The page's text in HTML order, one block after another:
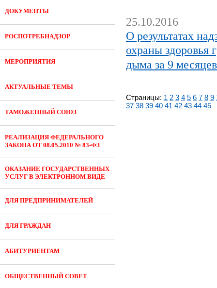
ДОКУМЕНТЫ
РОСПОТРЕБНАДЗОР
МЕРОПРИЯТИЯ
АКТУАЛЬНЫЕ ТЕМЫ
ТАМОЖЕННЫЙ СОЮЗ
РЕАЛИЗАЦИЯ ФЕДЕРАЛЬНОГО
ЗАКОНА ОТ 08.05.2010 № 83-ФЗ
ОКАЗАНИЕ ГОСУДАРСТВЕННЫХ
УСЛУГ В ЭЛЕКТРОННОМ ВИДЕ
ДЛЯ ПРЕДПРИНИМАТЕЛЕЙ
ДЛЯ ГРАЖДАН
АБИТУРИЕНТАМ
ОБЩЕСТВЕННЫЙ СОВЕТ
25.10.2016
О результатах
охраны здоровья
дыма за 9
Страницы: 1 2 3 4 5 6 7 8 9
37 38 39 40 41 42 43 44 45